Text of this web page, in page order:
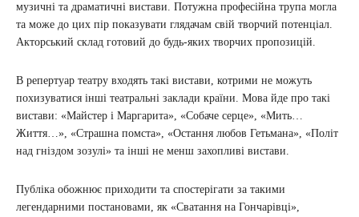
музичні та драматичні вистави. Потужна професійна трупа могла
та може до цих пір показувати глядачам свій творчий потенціал.
Акторський склад готовий до будь-яких творчих пропозицій.
В репертуар театру входять такі вистави, котрими не можуть
похизуватися інші театральні заклади країни. Мова йде про такі
вистави: «Майстер і Маргарита», «Собаче серце», «Мить…
Життя…», «Страшна помста», «Остання любов Гетьмана», «Політ
над гніздом зозулі» та інші не менш захопливі вистави.
Публіка обожнює приходити та спостерігати за такими
легендарними постановами, як «Сватання на Гончарівці»,